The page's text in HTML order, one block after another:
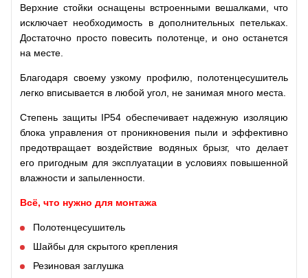
Верхние стойки оснащены встроенными вешалками, что
исключает необходимость в дополнительных петельках.
Достаточно просто повесить полотенце, и оно останется
на месте.
Благодаря своему узкому профилю, полотенцесушитель
легко вписывается в любой угол, не занимая много места.
Степень защиты IP54 обеспечивает надежную изоляцию
блока управления от проникновения пыли и эффективно
предотвращает воздействие водяных брызг, что делает
его пригодным для эксплуатации в условиях повышенной
влажности и запыленности.
Всё, что нужно для монтажа
Полотенцесушитель
Шайбы для скрытого крепления
Резиновая заглушка